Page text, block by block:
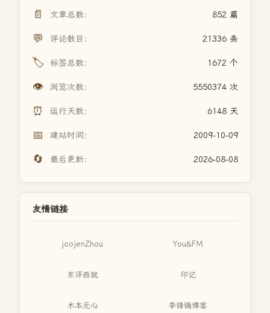
📄 文章总数： 852 篇
💬 评论数目： 21336 条
🏷️ 标签总数： 1672 个
👁️ 浏览次数： 5550374 次
⏰ 运行天数： 6148 天
📅 建站时间： 2009-10-09
🔄 最后更新： 2026-08-08
友情链接
joojenZhou You&FM
东评西就 印记
木本无心 李锋镝博客